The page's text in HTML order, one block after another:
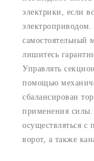
электрики, если
самостоятельный
лишитесь
Управлять
помощью
сбалансирован
применения
осуществляться
ворот, а также